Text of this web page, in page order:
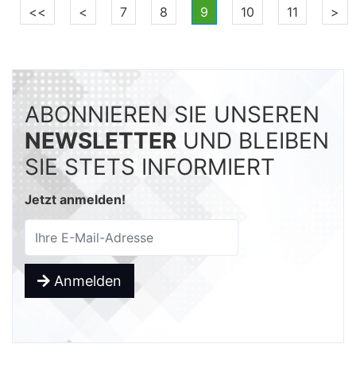
<< < 7 8 9 10 11 >
ABONNIEREN SIE UNSEREN
NEWSLETTER UND BLEIBEN
SIE STETS INFORMIERT
Jetzt anmelden!
Anmelden